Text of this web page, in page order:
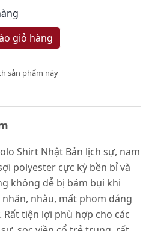
giỏ hàng
sản phẩm này
Shirt Nhật Bản lịch sự, nam
polyester cực kỳ bền bỉ và
không dễ bị bám bụi khi
nhàu, mất phom dáng
tiện lợi phù hợp cho các